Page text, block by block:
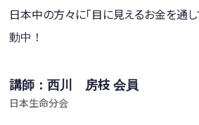
日本中の方々に「目に見えるお金を通
動中！
講師：西川 房枝 会員
日本生命分会